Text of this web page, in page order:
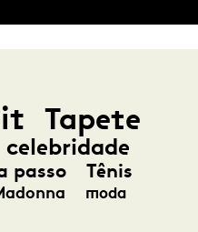
Tapete
celebridade
passo Tênis
moda